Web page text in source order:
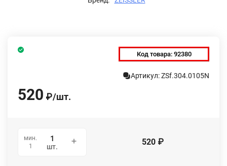
Код товара: 92380
Артикул: ZSf.304.0105N
520 ₽/шт.
мин.
1
шт. 520 ₽